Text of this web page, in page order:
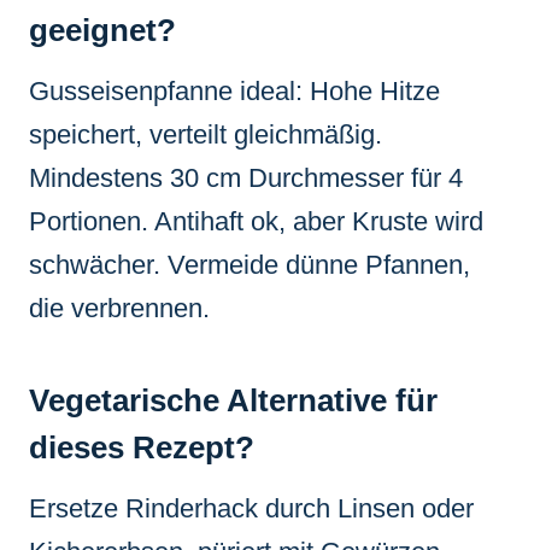
geeignet?
Gusseisenpfanne ideal: Hohe Hitze
speichert, verteilt gleichmäßig.
Mindestens 30 cm Durchmesser für 4
Portionen. Antihaft ok, aber Kruste wird
schwächer. Vermeide dünne Pfannen,
die verbrennen.
Vegetarische Alternative für
dieses Rezept?
Ersetze Rinderhack durch Linsen oder